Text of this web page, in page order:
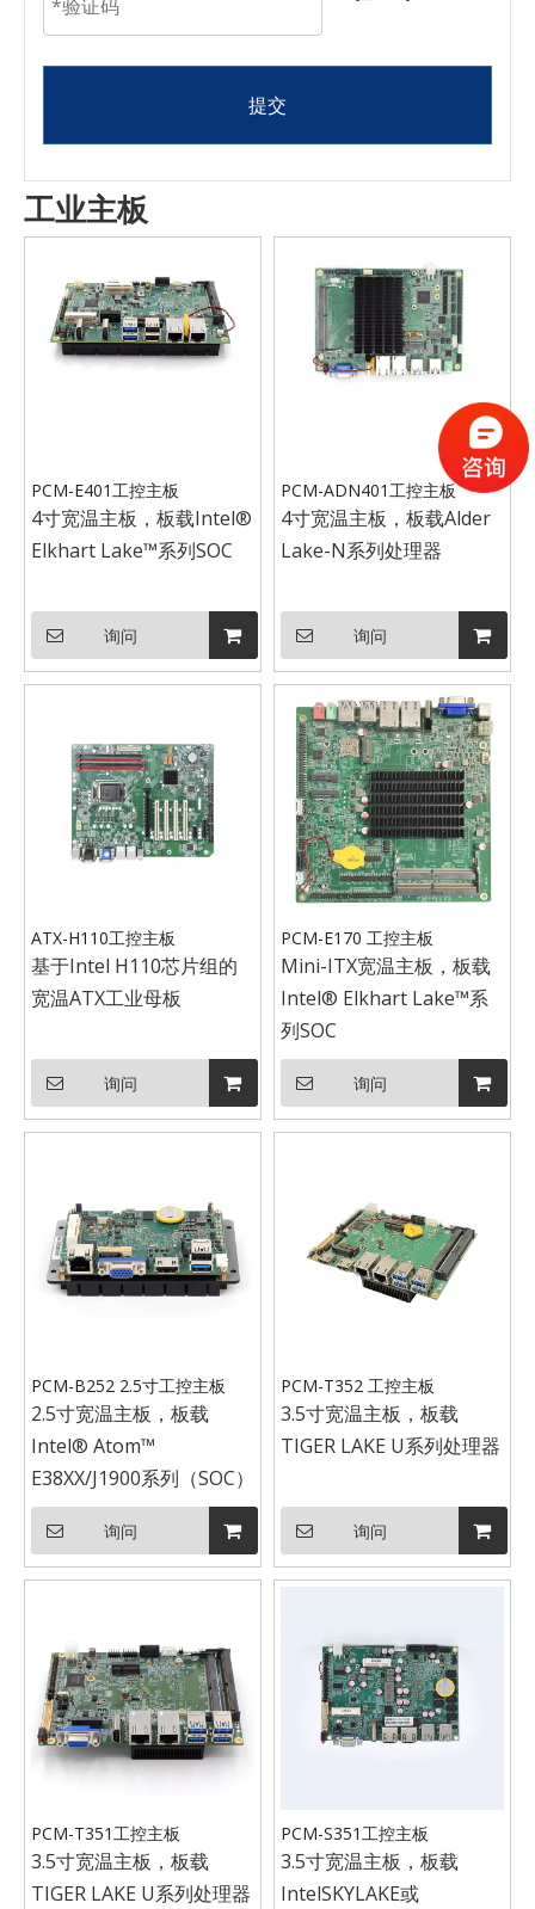
提交
工业主板
PCM-E401工控主板
4寸宽温主板，板载Intel®
Elkhart Lake™系列SOC
询问
PCM-ADN401工控主板
4寸宽温主板，板载Alder
Lake-N系列处理器
询问
ATX-H110工控主板
基于Intel H110芯片组的
宽温ATX工业母板
询问
PCM-E170 工控主板
Mini-ITX宽温主板，板载
Intel® Elkhart Lake™系
列SOC
询问
PCM-B252 2.5寸工控主板
2.5寸宽温主板，板载
Intel® Atom™
E38XX/J1900系列（SOC）
询问
PCM-T352 工控主板
3.5寸宽温主板，板载
TIGER LAKE U系列处理器
询问
PCM-T351工控主板
3.5寸宽温主板，板载
TIGER LAKE U系列处理器
PCM-S351工控主板
3.5寸宽温主板，板载
IntelSKYLAKE或